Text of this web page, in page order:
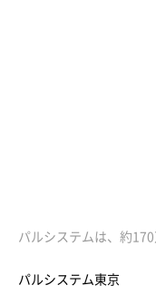
パルシステムは、約
パルシステム東京